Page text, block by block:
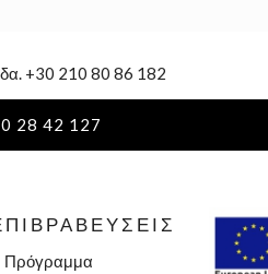
+30 210 80 86 182
28 42 127
Πρόγραμμα